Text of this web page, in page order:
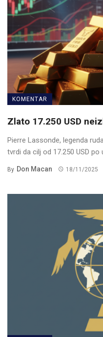
KOMENTAR
Zlato 17.250 USD
Pierre Lassonde, legenda
tvrdi da cilj od 17.250 USD po
By Don Macan 18/11/2025